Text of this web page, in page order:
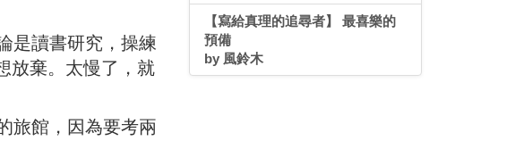
是讀書研究，操練
放棄。太慢了，就
旅館，因為要考兩
【寫給真理的追尋者】 最喜樂的
預備
by 風鈴木